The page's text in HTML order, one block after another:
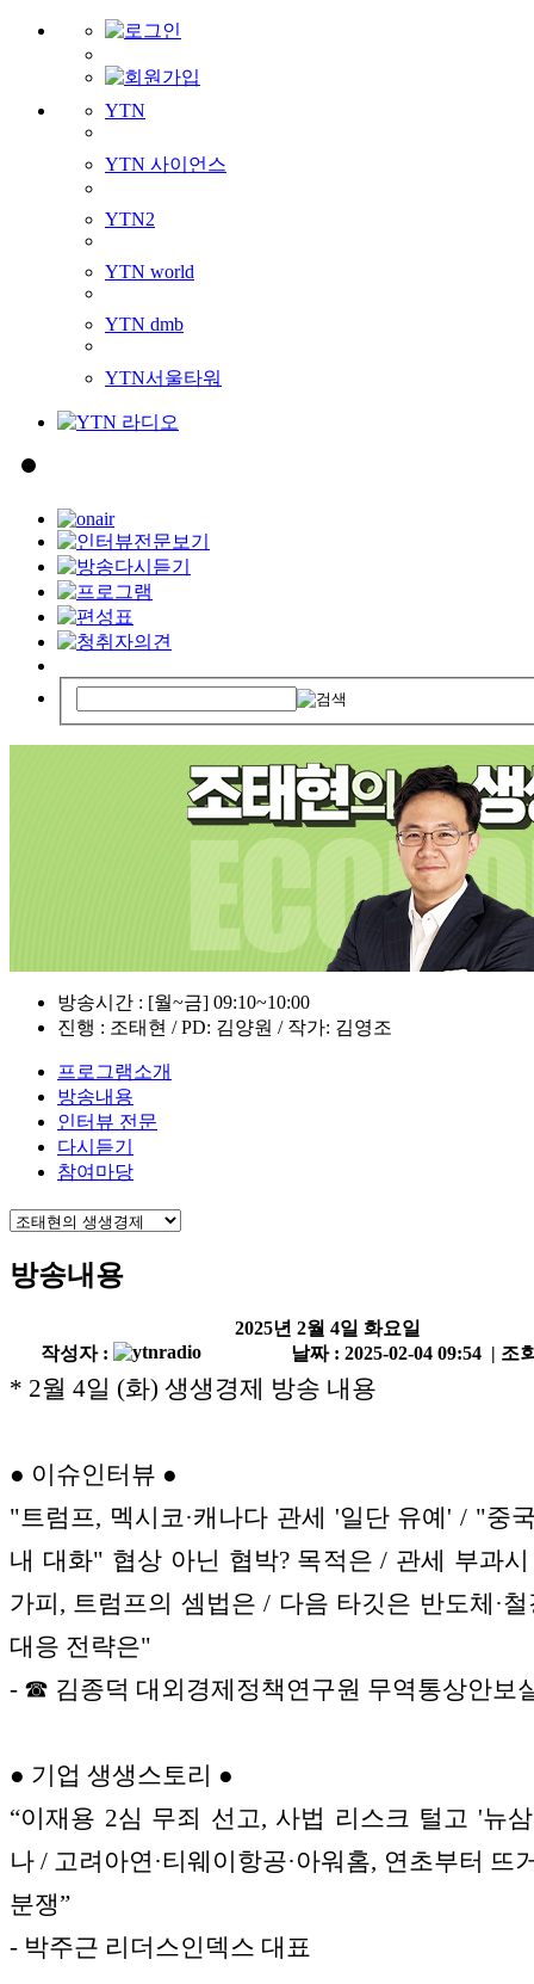
YTN
YTN 사이언스
YTN2
YTN world
YTN dmb
YTN서울타워
방송시간 : [월~금] 09:10~10:00
진행 : 조태현 / PD: 김양원 / 작가: 김영조
프로그램소개
방송내용
인터뷰 전문
다시듣기
참여마당
방송내용
2025년 2월 4일 화요일
작성자 :
날짜 : 2025-02-04 09:54 | 조
* 2월 4일 (화) 생생경제 방송 내용
● 이슈인터뷰 ●
"트럼프, 멕시코·캐나다 관세 '일단 유예' / "중
내 대화" 협상 아닌 협박? 목적은 / 관세 부과
가피, 트럼프의 셈법은 / 다음 타깃은 반도체·철
대응 전략은"
- ☎ 김종덕 대외경제정책연구원 무역통상안보
● 기업 생생스토리 ●
“이재용 2심 무죄 선고, 사법 리스크 털고 '뉴
나 / 고려아연·티웨이항공·아워홈, 연초부터 뜨
분쟁”
- 박주근 리더스인덱스 대표